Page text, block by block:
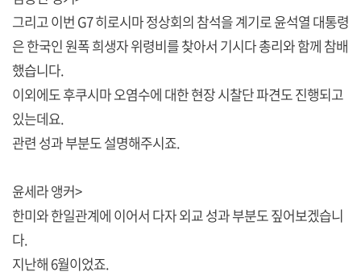
그리고 이번 G7 히로시마 정상회의 참석을 계기로 윤석열 대통령
은 한국인 원폭 희생자 위령비를 찾아서 기시다 총리와 함께 참배
했습니다.
이외에도 후쿠시마 오염수에 대한 현장 시찰단 파견도 진행되고
있는데요.
관련 성과 부분도 설명해주시죠.
윤세라 앵커>
한미와 한일관계에 이어서 다자 외교 성과 부분도 짚어보겠습니
다.
지난해 6월이었죠.